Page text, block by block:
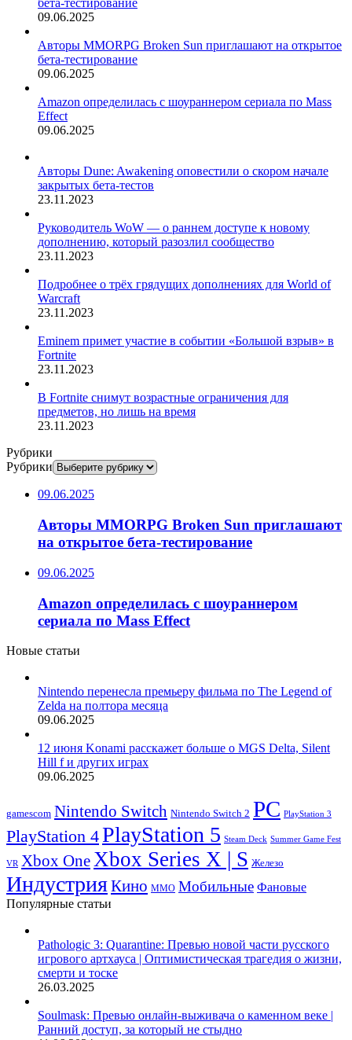
бета-тестирование
09.06.2025
Авторы MMORPG Broken Sun приглашают на открытое
бета-тестирование
09.06.2025
Amazon определилась с шоураннером сериала по Mass
Effect
09.06.2025
Авторы Dune: Awakening оповестили о скором начале
закрытых бета-тестов
23.11.2023
Руководитель WoW — о раннем доступе к новому
дополнению, который разозлил сообщество
23.11.2023
Подробнее о трёх грядущих дополнениях для World of
Warcraft
23.11.2023
Eminem примет участие в событии «Большой взрыв» в
Fortnite
23.11.2023
В Fortnite снимут возрастные ограничения для
предметов, но лишь на время
23.11.2023
Рубрики
Рубрики
09.06.2025
Авторы MMORPG Broken Sun приглашают
на открытое бета-тестирование
09.06.2025
Amazon определилась с шоураннером
сериала по Mass Effect
Новые статьи
Nintendo перенесла премьеру фильма по The Legend of
Zelda на полтора месяца
09.06.2025
12 июня Konami расскажет больше о MGS Delta, Silent
Hill f и других играх
09.06.2025
gamescom Nintendo Switch Nintendo Switch 2 PC PlayStation 3
PlayStation 4PlayStation 5 Steam Deck Summer Game Fest
VR Xbox OneXbox Series X | S Железо
ИндустрияКино ММО Мобильные Фановые
Популярные статьи
Pathologic 3: Quarantine: Превью новой части русского
игрового артхауса | Оптимистическая трагедия о жизни,
смерти и тоске
26.03.2025
Soulmask: Превью онлайн-выживача о каменном веке |
Ранний доступ, за который не стыдно